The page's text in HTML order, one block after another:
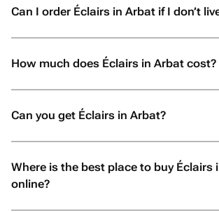
Can I order Éclairs in Arbat if I don’t
How much does Éclairs in Arbat cost?
Can you get Éclairs in Arbat?
Where is the best place to buy Éclairs
online?